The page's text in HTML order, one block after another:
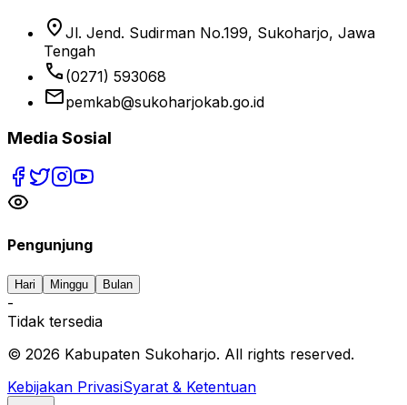
location_on Jl. Jend. Sudirman No.199, Sukoharjo, Jawa
Tengah
phone (0271) 593068
emailpemkab@sukoharjokab.go.id
Media Sosial
Pengunjung
Hari Minggu Bulan
-
Tidak tersedia
© 2026 Kabupaten Sukoharjo. All rights reserved.
Kebijakan PrivasiSyarat & Ketentuan